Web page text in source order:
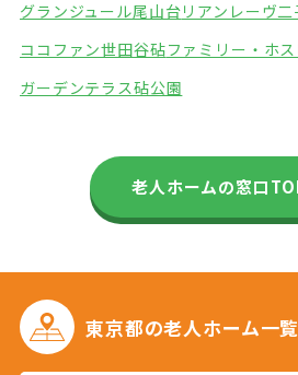
グランジュール尾山台リアンレーヴ二
ココファン世田谷砧ファミリー・ホ
ガーデンテラス砧公園
老人ホームの窓口
東京都の老人ホーム一覧